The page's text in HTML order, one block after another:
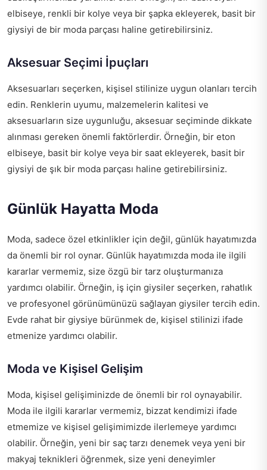
elbiseye, renkli bir kolye veya bir şapka ekleyerek, basit bir
giysiyi de bir moda parçası haline getirebilirsiniz.
Aksesuar Seçimi İpuçları
Aksesuarları seçerken, kişisel stilinize uygun olanları tercih
edin. Renklerin uyumu, malzemelerin kalitesi ve
aksesuarların size uygunluğu, aksesuar seçiminde dikkate
alınması gereken önemli faktörlerdir. Örneğin, bir eton
elbiseye, basit bir kolye veya bir saat ekleyerek, basit bir
giysiyi de şık bir moda parçası haline getirebilirsiniz.
Günlük Hayatta Moda
Moda, sadece özel etkinlikler için değil, günlük hayatımızda
da önemli bir rol oynar. Günlük hayatımızda moda ile ilgili
kararlar vermemiz, size özgü bir tarz oluşturmanıza
yardımcı olabilir. Örneğin, iş için giysiler seçerken, rahatlık
ve profesyonel görünümünüzü sağlayan giysiler tercih edin.
Evde rahat bir giysiye bürünmek de, kişisel stilinizi ifade
etmenize yardımcı olabilir.
Moda ve Kişisel Gelişim
Moda, kişisel gelişiminizde de önemli bir rol oynayabilir.
Moda ile ilgili kararlar vermemiz, bizzat kendimizi ifade
etmemize ve kişisel gelişimimizde ilerlemeye yardımcı
olabilir. Örneğin, yeni bir saç tarzı denemek veya yeni bir
makyaj teknikleri öğrenmek, size yeni deneyimler